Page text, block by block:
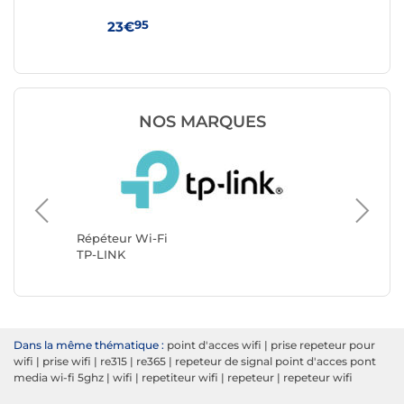
23€95
NOS MARQUES
Répéteur Wi-Fi
TP-LINK
Fritz!
Dans la même thématique : point d'acces wifi | prise repeteur pour
wifi | prise wifi | re315 | re365 | repeteur de signal point d'acces pont
media wi-fi 5ghz | wifi | repetiteur wifi | repeteur | repeteur wifi